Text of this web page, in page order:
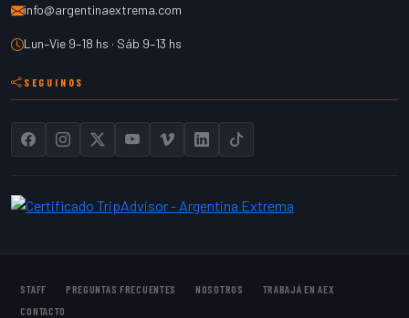
info@argentinaextrema.com
Lun–Vie 9–18 hs · Sáb 9–13 hs
SEGUINOS
STAFF PREGUNTAS FRECUENTES NOSOTROS
TRABAJÁ EN AEX
CONTACTO